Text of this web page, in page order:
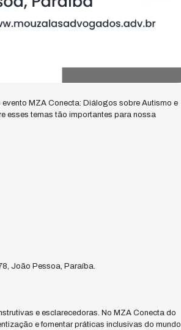
MZA Conecta: Diálogos sobre Autismo e
esses temas tão importantes para nossa
João Pessoa, Paraíba.
e esclarecedoras. No MZA Conecta do
e fomentar práticas inclusivas do mundo